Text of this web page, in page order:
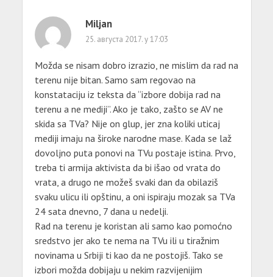
Miljan
25. августа 2017. у 17:03
Možda se nisam dobro izrazio, ne mislim da rad na
terenu nije bitan. Samo sam regovao na
konstataciju iz teksta da “izbore dobija rad na
terenu a ne mediji”. Ako je tako, zašto se AV ne
skida sa TVa? Nije on glup, jer zna koliki uticaj
mediji imaju na široke narodne mase. Kada se laž
dovoljno puta ponovi na TVu postaje istina. Prvo,
treba ti armija aktivista da bi išao od vrata do
vrata, a drugo ne možeš svaki dan da obilaziš
svaku ulicu ili opštinu, a oni ispiraju mozak sa TVa
24 sata dnevno, 7 dana u nedelji.
Rad na terenu je koristan ali samo kao pomoćno
sredstvo jer ako te nema na TVu ili u tiražnim
novinama u Srbiji ti kao da ne postojiš. Tako se
izbori možda dobijaju u nekim razvijenijim